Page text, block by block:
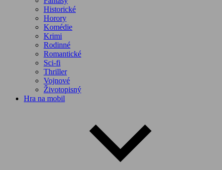
Historické
Horory
Komédie
Krimi
Rodinné
Romantické
Sci-fi
Thriller
Vojnové
Životopisný
Hra na mobil